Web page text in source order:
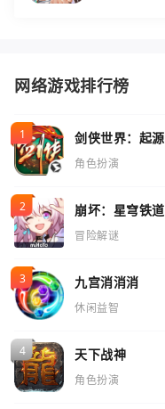
网络游戏排行榜
剑侠世界：起源
角色扮演
崩坏：星穹铁道
冒险解谜
九宫消消消
休闲益智
天下战神
角色扮演